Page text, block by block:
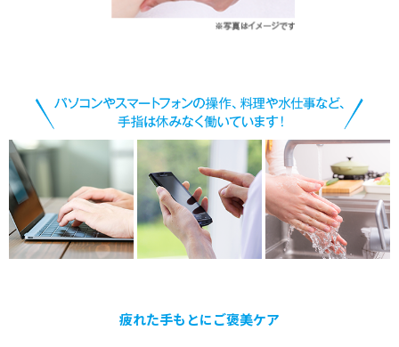
疲れた手もとにご褒美ケア